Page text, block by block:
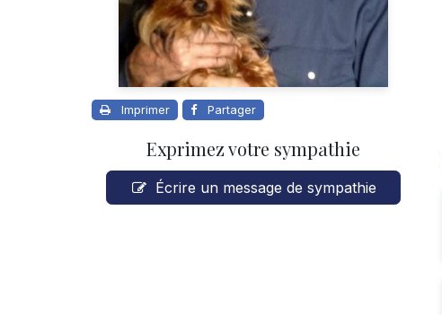
Imprimer Partager
Exprimez votre sympathie
Écrire un message de sympathie